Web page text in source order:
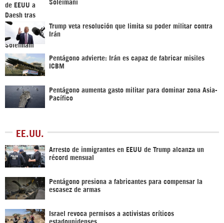
Soleimani
Trump veta resolución que limita su poder militar contra
Irán
Pentágono advierte: Irán es capaz de fabricar misiles
ICBM
Pentágono aumenta gasto militar para dominar zona Asia-
Pacífico
EE.UU.
Arresto de inmigrantes en EEUU de Trump alcanza un
récord mensual
Pentágono presiona a fabricantes para compensar la
escasez de armas
Israel revoca permisos a activistas críticos
estadounidenses